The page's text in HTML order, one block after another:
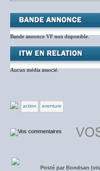
Bande annonce VF non disponible.
Aucun média associé.
action aventure
Posté par Bondsan